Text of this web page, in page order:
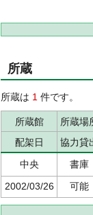
所蔵
所蔵は 1 件です。
所蔵館 所蔵場
配架日
協力貸
中央
書庫
2002/03/26 可能